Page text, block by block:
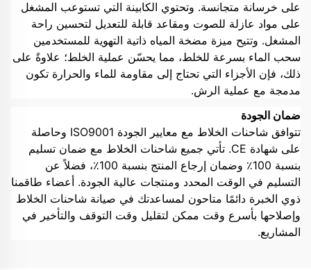
على خرسانة متجانسة. وتحتوي الكابينة التي تستوعب المشغل
على مواد عازلة للصوت ومقاعد قابلة للتعديل لتحسين راحة
المشغل. وتتيح ميزة مضخة المياه ذاتية التهوية للمستخدمين
سحب الماء بسرعة للخلط، مما يحسّن عملية الخلط؛ علاوةً على
ذلك، فإن الأجزاء التي تحتاج إلى مقاومة للماء والحرارة تكون
مدمجة مع عملية الرش.
ضمان الجودة
تتوافق شاحنات الخلاط مع معايير الجودة ISO9001 وحاصلة
على شهادة CE. تأتي جميع شاحنات الخلاط مع ضمان تسليم
بنسبة 100٪ وضمان إرجاع المنتج بنسبة 100٪، فضلاً عن
التسليم في الوقت المحدد ومنتجات عالية الجودة. أعضاء طاقمنا
ذوي الخبرة دائمًا متاحون لمساعدتك في صيانة شاحنات الخلاط
وإصلاحها بأسرع وقت ممكن لتقليل وقت التوقف والتأخير في
المشاريع.